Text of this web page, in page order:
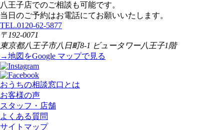
八王子店でのご相談も可能です。
当日のご予約はお電話にてお願いいたします。
TEL.0120-62-5877
〒192-0071
東京都八王子市八日町8-1 ビュータワー八王子1階
→地図をGoogle マップで見る
おうちの相談窓口とは
お客様の声
スタッフ・店舗
よくある質問
サイトマップ